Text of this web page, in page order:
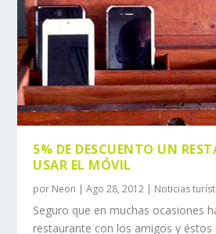
5% DE DESCUENTO UN
USAR EL MÓVIL
por Neon |Ago 28, 2012 | Noticias
Seguro que en muchas ocasiones
restaurante con los amigos y éstos